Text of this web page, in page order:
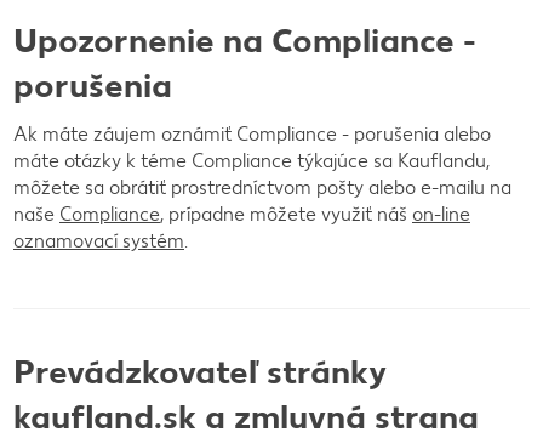
Upozornenie na Compliance -
porušenia
Ak máte záujem oznámiť Compliance - porušenia alebo
máte otázky k téme Compliance týkajúce sa Kauflandu,
môžete sa obrátiť prostredníctvom pošty alebo e-mailu na
naše Compliance, prípadne môžete využiť náš on-line
oznamovací systém
Prevádzkovateľ stránky
kaufland.sk a zmluvná strana